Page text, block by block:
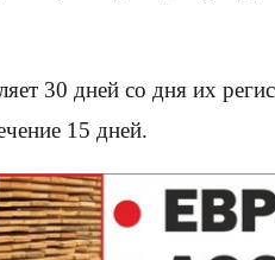
30 дней со дня их
15 дней.